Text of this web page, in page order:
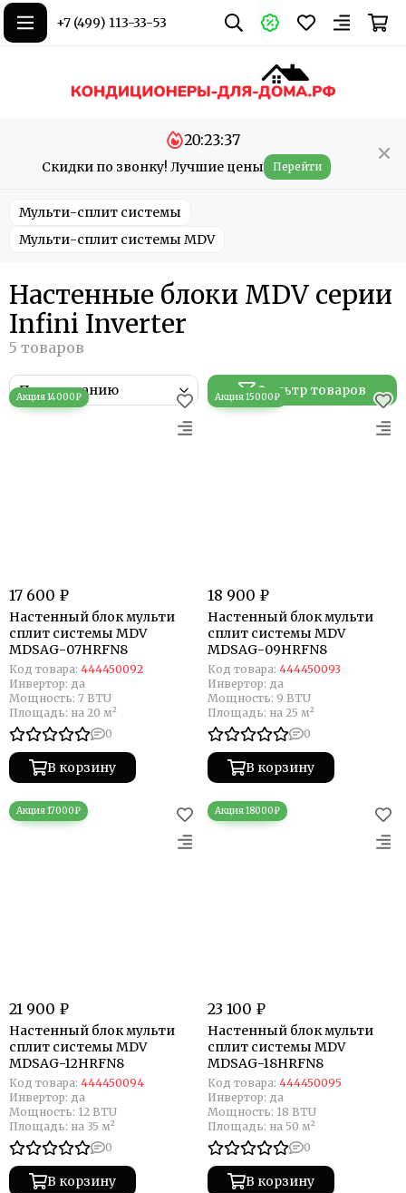
+7 (499) 113-33-53
Скидки по звонку! Лучшие цены
20:23:37
Перейти
Мульти-сплит системы
Мульти-сплит системы MDV
Настенные блоки MDV серии
Infini Inverter
Фильтр товаров
17 600 ₽
Настенный блок мульти
сплит системы MDV
MDSAG-07HRFN8
Код товара: 444450092
Инвертор: да
Мощность: 7 BTU
Площадь: на 20 м²
0
В корзину
18 900 ₽
Настенный блок мульти
сплит системы MDV
MDSAG-09HRFN8
Код товара: 444450093
Инвертор: да
Мощность: 9 BTU
Площадь: на 25 м²
0
В корзину
21 900 ₽
Настенный блок мульти
сплит системы MDV
MDSAG-12HRFN8
Код товара: 444450094
Инвертор: да
Мощность: 12 BTU
Площадь: на 35 м²
0
В корзину
23 100 ₽
Настенный блок мульти
сплит системы MDV
MDSAG-18HRFN8
Код товара: 444450095
Инвертор: да
Мощность: 18 BTU
Площадь: на 50 м²
0
В корзину